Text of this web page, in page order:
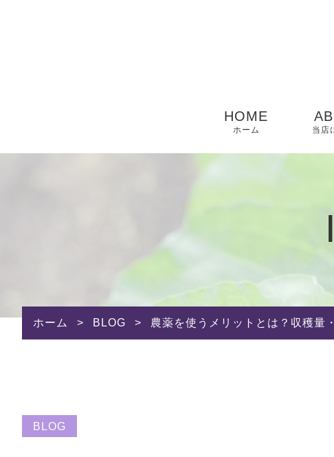
HOME
ホーム 当店
ホーム > BLOG > 農薬を使うメリットとは？収穫量
BLOG